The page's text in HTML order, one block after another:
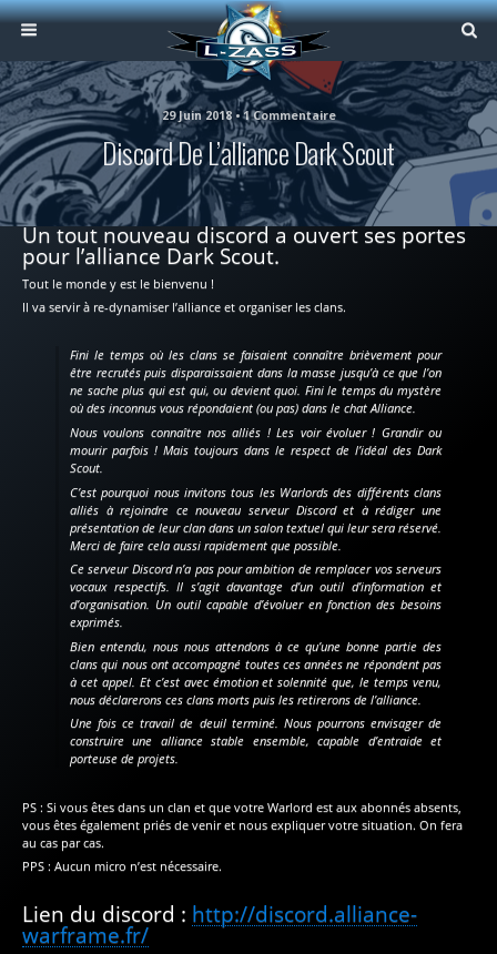
29 Juin 2018 • 1 Commentaire
Discord De L’alliance Dark Scout
Un tout nouveau discord a ouvert ses portes
pour l’alliance Dark Scout.
Tout le monde y est le bienvenu !
Il va servir à re-dynamiser l’alliance et organiser les clans.
Fini le temps où les clans se faisaient connaître brièvement pour
être recrutés puis disparaissaient dans la masse jusqu’à ce que l’on
ne sache plus qui est qui, ou devient quoi. Fini le temps du mystère
où des inconnus vous répondaient (ou pas) dans le chat Alliance.
Nous voulons connaître nos alliés ! Les voir évoluer ! Grandir ou
mourir parfois ! Mais toujours dans le respect de l’idéal des Dark
Scout.
C’est pourquoi nous invitons tous les Warlords des différents clans
alliés à rejoindre ce nouveau serveur Discord et à rédiger une
présentation de leur clan dans un salon textuel qui leur sera réservé.
Merci de faire cela aussi rapidement que possible.
Ce serveur Discord n’a pas pour ambition de remplacer vos serveurs
vocaux respectifs. Il s’agit davantage d’un outil d’information et
d’organisation. Un outil capable d’évoluer en fonction des besoins
exprimés.
Bien entendu, nous nous attendons à ce qu’une bonne partie des
clans qui nous ont accompagné toutes ces années ne répondent pas
à cet appel. Et c’est avec émotion et solennité que, le temps venu,
nous déclarerons ces clans morts puis les retirerons de l’alliance.
Une fois ce travail de deuil terminé. Nous pourrons envisager de
construire une alliance stable ensemble, capable d’entraide et
porteuse de projets.
PS : Si vous êtes dans un clan et que votre Warlord est aux abonnés absents,
vous êtes également priés de venir et nous expliquer votre situation. On fera
au cas par cas.
PPS : Aucun micro n’est nécessaire.
Lien du discord : http://discord.alliance-
warframe.fr/